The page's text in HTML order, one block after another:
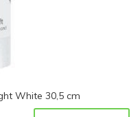
White 30,5 cm